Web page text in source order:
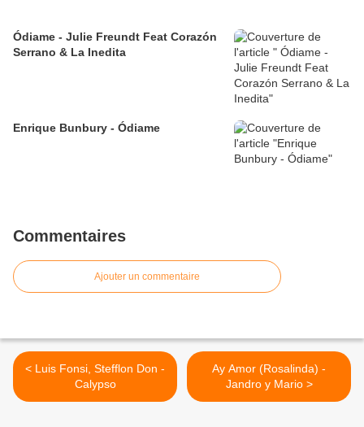
Ódiame - Julie Freundt Feat Corazón
Serrano & La Inedita
Enrique Bunbury - Ódiame
Commentaires
Ajouter un commentaire
< Luis Fonsi, Stefflon Don -
Calypso
Ay Amor (Rosalinda) -
Jandro y Mario >